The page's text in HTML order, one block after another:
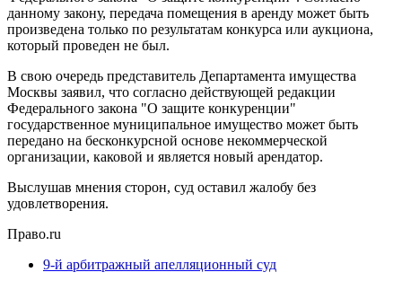
данному закону, передача помещения в аренду может быть
произведена только по результатам конкурса или аукциона,
который проведен не был.
В свою очередь представитель Департамента имущества
Москвы заявил, что согласно действующей редакции
Федерального закона "О защите конкуренции"
государственное муниципальное имущество может быть
передано на бесконкурсной основе некоммерческой
организации, каковой и является новый арендатор.
Выслушав мнения сторон, суд оставил жалобу без
удовлетворения.
Право.ru
9-й арбитражный апелляционный суд